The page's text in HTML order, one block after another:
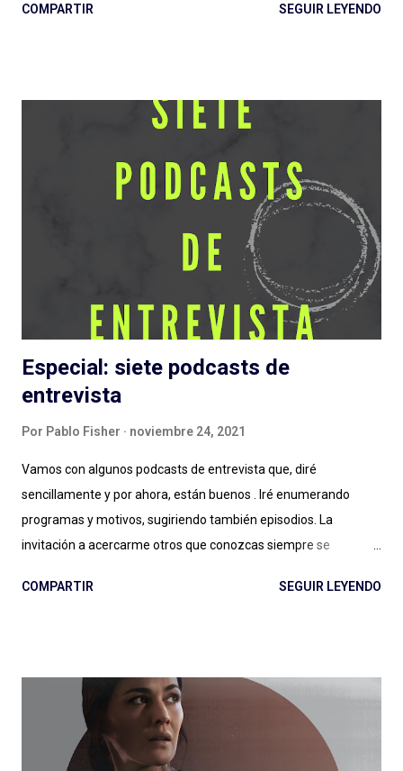
grande de Podium Podcast para 2022 y el regreso al guión de
partes, recordando la recomendación de escuchar antes los
también para evitar spoilers que trataré (en lo posible) de no
cometer. Escuchar: Web , Spotify , otras . Episodio 1: La Plaga
Me chocó de entrada que sea otra serie de ficción sobre
pandemias . Siento que necesitamos un respiro (de la
pandemia en la vida, primero, y del tema en general) en cuanto
COMPARTIR SEGUIR LEYENDO
Especial: siete podcasts de
entrevista
Por Pablo Fisher noviembre 24, 2021
Vamos con algunos podcasts de entrevista que, diré
sencillamente y por ahora, están buenos . Iré enumerando
programas y motivos, sugiriendo también episodios. La
invitación a acercarme otros que conozcas siempre se
se puede llegar a un podcast por la persona entrevistada, por
entrevista con dos hosts que hablan mucho puede salir bien? Si
escuchan, si preguntan, hacen reír, hacen pensar y logran
meter en zona sillón a todas las personas que pasan por el
COMPARTIR SEGUIR LEYENDO